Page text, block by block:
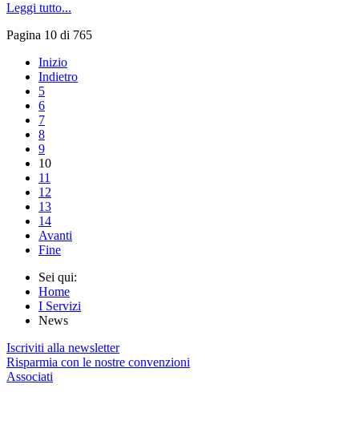
Leggi tutto...
Pagina 10 di 765
Inizio
Indietro
5
6
7
8
9
10
11
12
13
14
Avanti
Fine
Sei qui:
Home
I Servizi
News
Iscriviti alla newsletter
Risparmia con le nostre convenzioni
Associati